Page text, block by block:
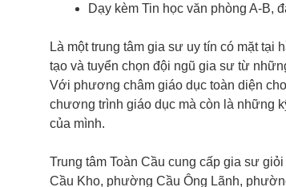
Dạy kèm Tin học văn phòng A-B,
Là một trung tâm gia sư uy tín có mặt tại
tạo và tuyển chọn đội ngũ gia sư từ
Với phương châm giáo dục toàn diện
chương trình giáo dục mà còn là những
của mình.
Trung tâm Toàn Cầu cung cấp gia sư
Cầu Kho, phường Cầu Ông Lãnh,